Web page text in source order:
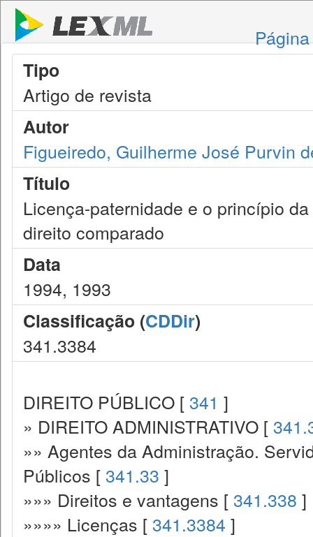
Tipo
Artigo de revista
Autor
Figueiredo, Guilherme José Purvin
Título
Licença-paternidade e o princípio
direito comparado
Data
1994, 1993
Classificação (CDDir)
341.3384
DIREITO PÚBLICO [ 341 ]
» DIREITO ADMINISTRATIVO [
»» Agentes da Administração.
Públicos [ 341.33 ]
»»» Direitos e vantagens [ 341.338 ]
»»»» Licenças [ 341.3384 ]